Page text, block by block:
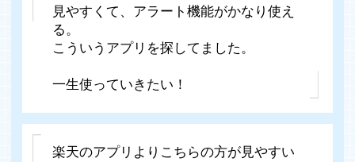
見やすくて、アラート機能がかなり使え
る。
こういうアプリを探してました。
一生使っていきたい！
楽天のアプリよりこちらの方が見やすい